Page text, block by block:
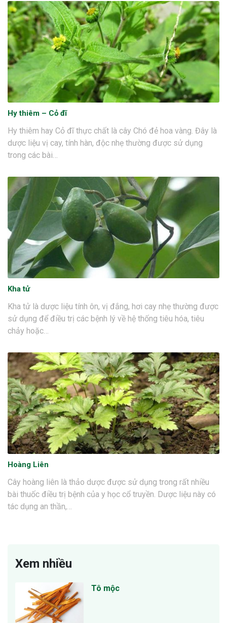
Hy thiêm – Cỏ đĩ
Hy thiêm hay Cỏ đĩ thực chất là cây Chó đẻ hoa vàng. Đây là
dược liệu vị cay, tính hàn, độc nhẹ thường được sử dụng
trong các bài…
Kha tử
Kha tử là dược liệu tính ôn, vị đắng, hơi cay nhẹ thường được
sử dụng để điều trị các bệnh lý về hệ thống tiêu hóa, tiêu
chảy hoặc…
Hoàng Liên
Cây hoàng liên là thảo dược được sử dụng trong rất nhiều
bài thuốc điều trị bệnh của y học cổ truyền. Dược liệu này có
tác dụng an thần,…
Xem nhiều
Tô mộc